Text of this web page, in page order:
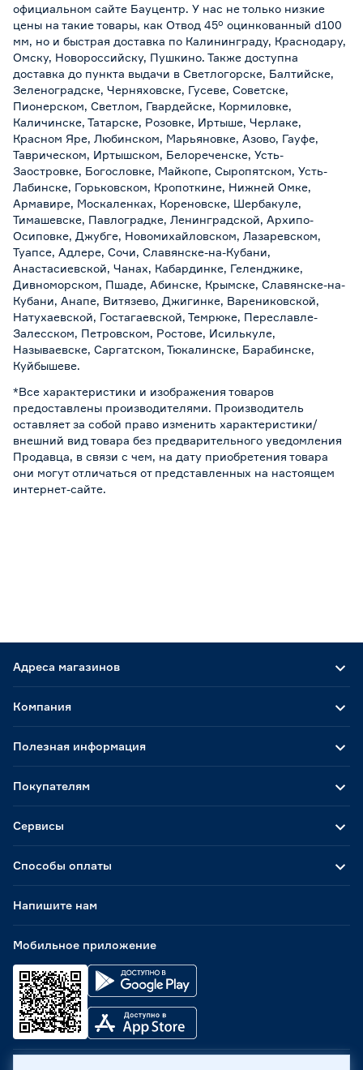
официальном сайте Бауцентр. У нас не только низкие
цены на такие товары, как Отвод 45° оцинкованный d100
мм, но и быстрая доставка по Калининграду, Краснодару,
Омску, Новороссийску, Пушкино. Также доступна
доставка до пункта выдачи в Светлогорске, Балтийске,
Зеленоградске, Черняховске, Гусеве, Советске,
Пионерском, Светлом, Гвардейске, Кормиловке,
Каличинске, Татарске, Розовке, Иртыше, Черлаке,
Красном Яре, Любинском, Марьяновке, Азово, Гауфе,
Таврическом, Иртышском, Белореченске, Усть-
Заостровке, Богословке, Майкопе, Сыропятском, Усть-
Лабинске, Горьковском, Кропоткине, Нижней Омке,
Армавире, Москаленках, Кореновске, Шербакуле,
Тимашевске, Павлоградке, Ленинградской, Архипо-
Осиповке, Джубге, Новомихайловском, Лазаревском,
Туапсе, Адлере, Сочи, Славянске-на-Кубани,
Анастасиевской, Чанах, Кабардинке, Геленджике,
Дивноморском, Пшаде, Абинске, Крымске, Славянске-на-
Кубани, Анапе, Витязево, Джигинке, Варениковской,
Натухаевской, Гостагаевской, Темрюке, Переславле-
Залесском, Петровском, Ростове, Исилькуле,
Называевске, Саргатском, Тюкалинске, Барабинске,
Куйбышеве.
*Все характеристики и изображения товаров
предоставлены производителями. Производитель
оставляет за собой право изменить характеристики/
внешний вид товара без предварительного уведомления
Продавца, в связи с чем, на дату приобретения товара
они могут отличаться от представленных на настоящем
интернет-сайте.
Адреса магазинов
Способы оплаты
Мобильное приложение
Компания
Полезная информация
Покупателям
Сервисы
Напишите нам